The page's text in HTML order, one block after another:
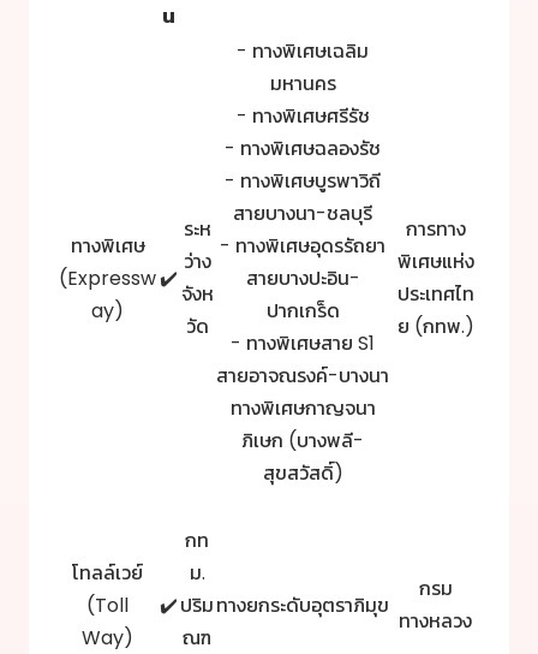
น
ทางพิเศษ
(Expressw
ay)
✔️
ระห
ว่าง
จังห
วัด
- ทางพิเศษเฉลิม
มหานคร
- ทางพิเศษศรีรัช
- ทางพิเศษฉลองรัช
- ทางพิเศษบูรพาวิถี
สายบางนา-ชลบุรี
- ทางพิเศษอุดรรัถยา
สายบางปะอิน-
ปากเกร็ด
- ทางพิเศษสาย S1
สายอาจณรงค์-บางนา
ทางพิเศษกาญจนา
ภิเษก (บางพลี-
สุขสวัสดิ์)
การทาง
พิเศษแห่ง
ประเทศไท
ย (กทพ.)
โทลล์เวย์
(Toll
Way)
✔️
กท
ม.
ปริม
ณฑ
ทางยกระดับอุตราภิมุข
กรม
ทางหลวง